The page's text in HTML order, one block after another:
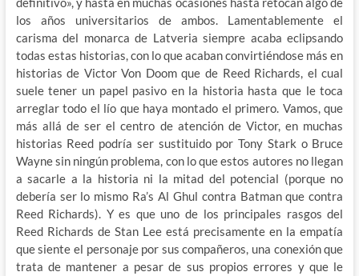
los años universitarios de ambos. Lamentablemente el
carisma del monarca de Latveria siempre acaba eclipsando
todas estas historias, con lo que acaban convirtiéndose más en
historias de Victor Von Doom que de Reed Richards, el cual
suele tener un papel pasivo en la historia hasta que le toca
arreglar todo el lío que haya montado el primero. Vamos, que
más allá de ser el centro de atención de Victor, en muchas
historias Reed podría ser sustituido por Tony Stark o Bruce
Wayne sin ningún problema, con lo que estos autores no llegan
a sacarle a la historia ni la mitad del potencial (porque no
debería ser lo mismo Ra’s Al Ghul contra Batman que contra
Reed Richards). Y es que uno de los principales rasgos del
Reed Richards de Stan Lee está precisamente en la empatía
que siente el personaje por sus compañeros, una conexión que
trata de mantener a pesar de sus propios errores y que le